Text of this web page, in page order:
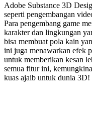
Adobe Substance 3D
seperti pengembangan
Para pengembang game
karakter dan lingkungan
bisa membuat pola kain
ini juga menawarkan efek
untuk memberikan kesan
semua fitur ini,
kuas ajaib untuk dunia 3D!